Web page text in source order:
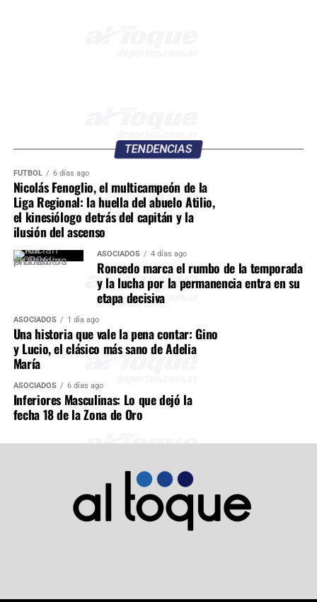
TENDENCIAS
FÚTBOL 6 días ago
Nicolás Fenoglio, el multicampeón de la
Liga Regional: la huella del abuelo Atilio,
el kinesiólogo detrás del capitán y la
ilusión del ascenso
ASOCIADOS 4 días ago
Roncedo marca el rumbo de la temporada
y la lucha por la permanencia entra en su
etapa decisiva
ASOCIADOS 1 día ago
Una historia que vale la pena contar: Gino
y Lucio, el clásico más sano de Adelia
María
ASOCIADOS 6 días ago
Inferiores Masculinas: Lo que dejó la
fecha 18 de la Zona de Oro